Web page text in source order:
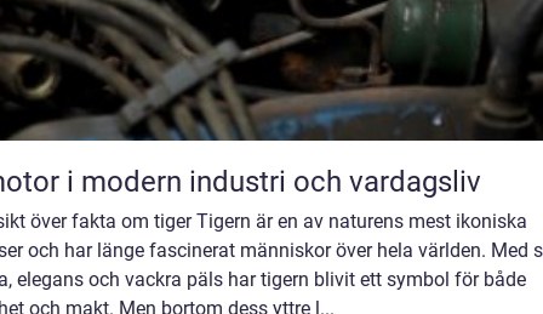
i modern industri och vardagsliv
över fakta om tiger Tigern är en av naturens mest ikoniska
och har länge fascinerat människor över hela världen. Med
elegans och vackra päls har tigern blivit ett symbol för både
och makt. Men bortom dess yttre l...